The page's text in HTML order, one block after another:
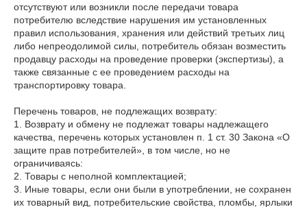
отсутствуют или возникли после передачи товара
потребителю вследствие нарушения им установленных
правил использования, хранения или действий третьих лиц
либо непреодолимой силы, потребитель обязан возместить
продавцу расходы на проведение проверки (экспертизы), а
также связанные с ее проведением расходы на
транспортировку товара.
Перечень товаров, не подлежащих возврату:
1. Возврату и обмену не подлежат товары надлежащего
качества, перечень которых установлен п. 1 ст. 30 Закона «О
защите прав потребителей», в том числе, но не
ограничиваясь:
2. Товары с неполной комплектацией;
3. Иные товары, если они были в употреблении, не сохранен
их товарный вид, потребительские свойства, пломбы, ярлыки